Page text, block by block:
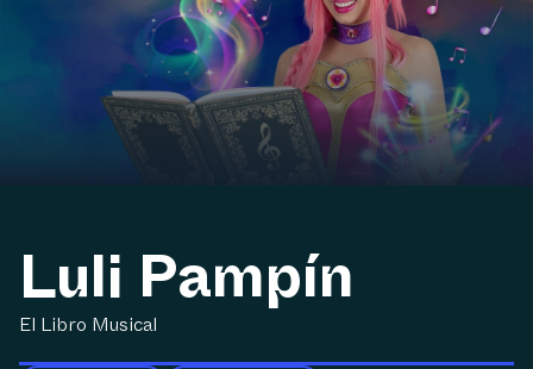
Luli Pampín
El Libro Musical